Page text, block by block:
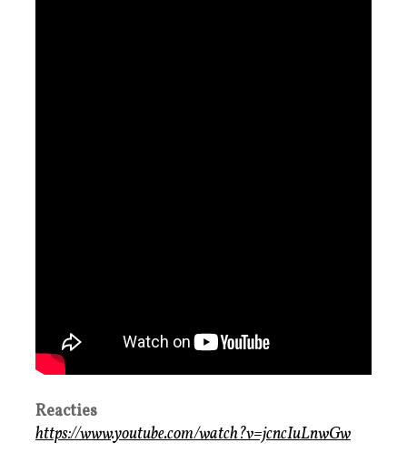
Reacties
https://www.youtube.com/watch?v=jcncIuLnwGw